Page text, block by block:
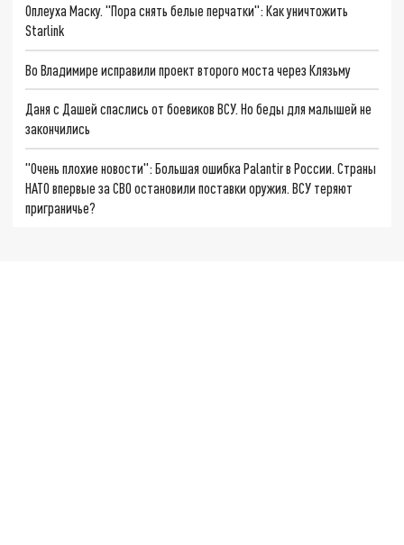
Оплеуха Маску. "Пора снять белые перчатки": Как уничтожить
Starlink
Во Владимире исправили проект второго моста через Клязьму
Даня с Дашей спаслись от боевиков ВСУ. Но беды для малышей не
закончились
"Очень плохие новости": Большая ошибка Palantir в России. Страны
НАТО впервые за СВО остановили поставки оружия. ВСУ теряют
приграничье?